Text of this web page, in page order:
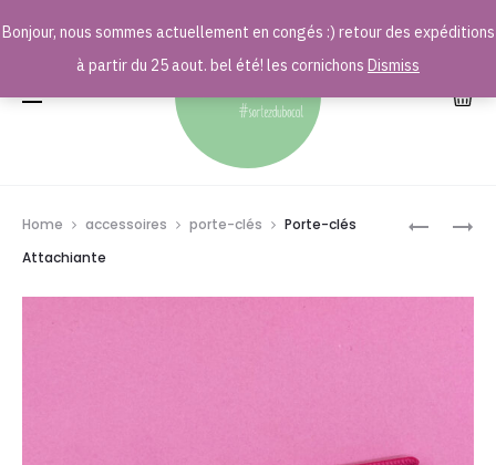
PORTE-
PORTE-
Home accessoires porte-clés
Porte-clés
Attachiante
Bonjour, nous sommes actuellement en congés :) retour des expéditions
à partir du 25 aout. bel été! les cornichons Dismiss